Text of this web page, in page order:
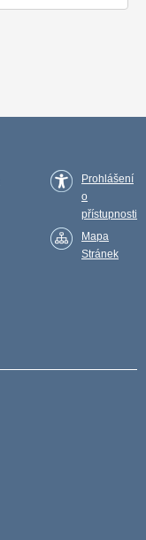
Prohlášení
o
přístupnosti
Mapa
Stránek